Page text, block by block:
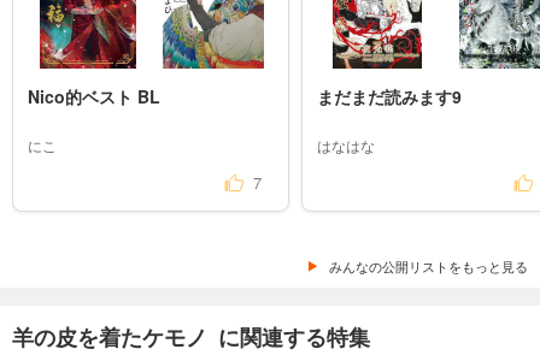
Nico的ベスト BL
にこ
7
まだまだ読みます9
はなはな
みんなの公開リストをもっと見る
羊の皮を着たケモノ に関連する特集